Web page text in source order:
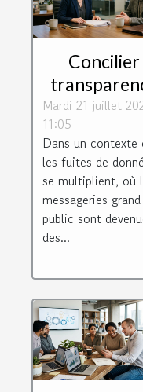
Concilier
et
dans la
avocat-
Mardi 21 juillet
11:05
Dans un contexte
les fuites de
se multiplient, où
messageries grand
public sont
des...